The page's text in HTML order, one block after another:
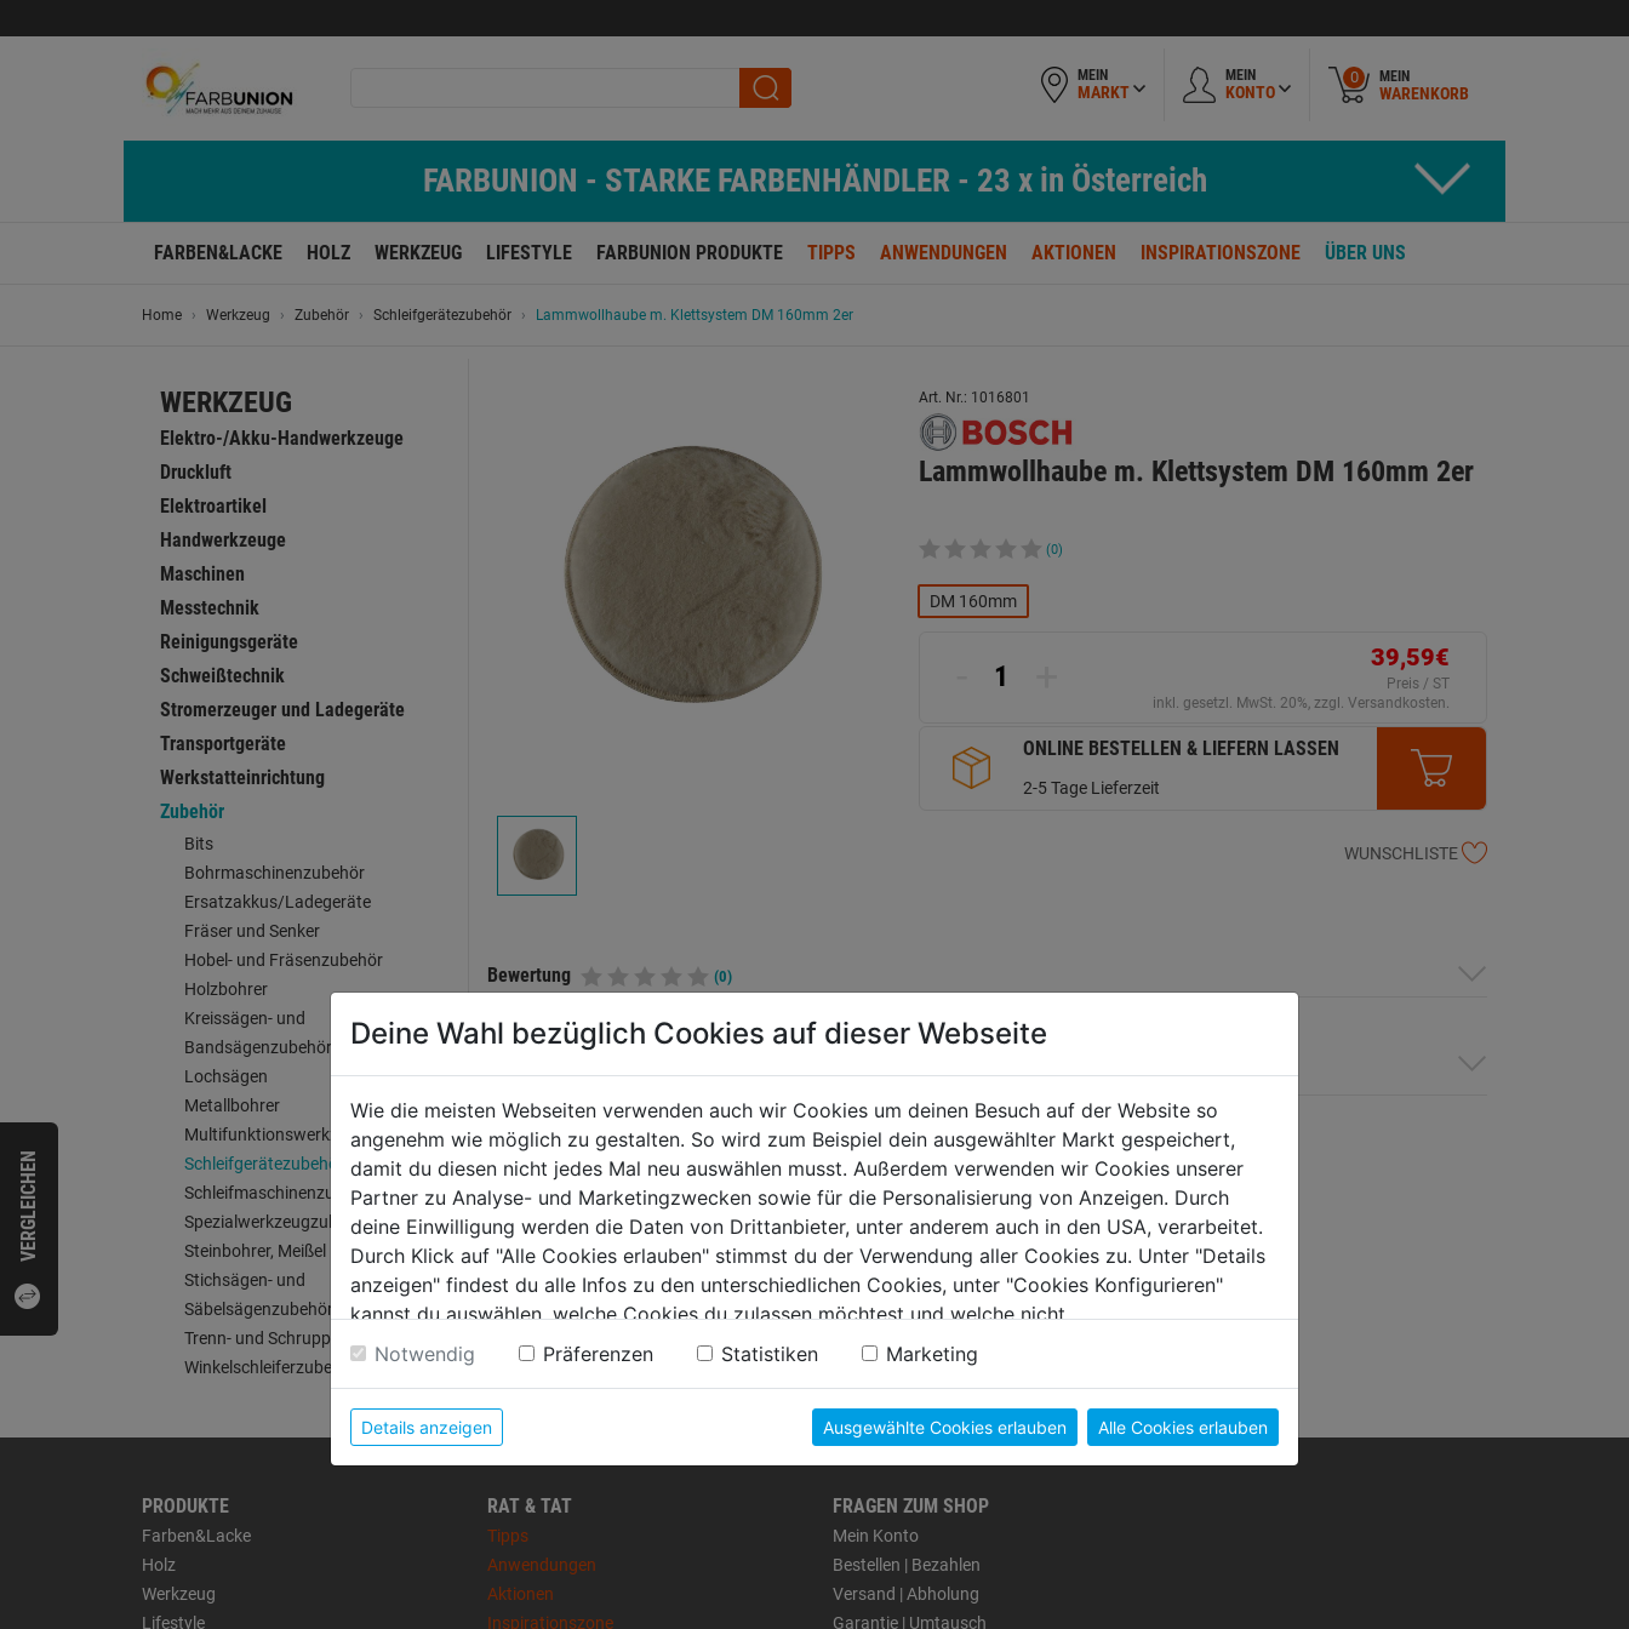
VERGLEICHEN
MEIN
MARKT
MEIN
KONTO
0 MEIN
WARENKORB
FARBUNION - STARKE FARBENHÄNDLER - 23 x in Österreich
FARBEN&LACKE HOLZ WERKZEUG LIFESTYLE FARBUNION PRODUKTE TIPPS ANWENDUNGEN AKTIONEN INSPIRATIONSZONE ÜBER UNS
Home Werkzeug Zubehör Schleifgerätezubehör Lammwollhaube m. Klettsystem DM 160mm 2er
WERKZEUG
Elektro-/Akku-Handwerkzeuge
Druckluft
Elektroartikel
Handwerkzeuge
Maschinen
Messtechnik
Reinigungsgeräte
Schweißtechnik
Stromerzeuger und Ladegeräte
Transportgeräte
Werkstatteinrichtung
Zubehör
Bits
Bohrmaschinenzubehör
Ersatzakkus/Ladegeräte
Fräser und Senker
Hobel- und Fräsenzubehör
Holzbohrer
Kreissägen- und
Bandsägenzubehör
Lochsägen
Metallbohrer
Multifunktionswerkzeugzubehör
Schleifgerätezubehör
Schleifmaschinenzubehör
Spezialwerkzeugzubehör
Steinbohrer, Meißel
Stichsägen- und
Säbelsägenzubehör
Trenn- und Schruppscheiben
Winkelschleiferzubehör
Art. Nr.: 1016801
Lammwollhaube m. Klettsystem DM 160mm 2er
(0)
DM 160mm
39,59€
Preis / ST
inkl. gesetzl. MwSt. 20%, zzgl. Versandkosten.
ONLINE BESTELLEN & LIEFERN LASSEN
2-5 Tage Lieferzeit
WUNSCHLISTE
Bewertung (0)
PRODUKTE
Farben&Lacke
Holz
Werkzeug
Lifestyle
RAT & TAT
Tipps
Anwendungen
Aktionen
Inspirationszone
FRAGEN ZUM SHOP
Mein Konto
Bestellen | Bezahlen
Versand | Abholung
Garantie | Umtausch
Deine Wahl bezüglich Cookies auf dieser Webseite
Wie die meisten Webseiten verwenden auch wir Cookies um deinen Besuch auf der Website so
angenehm wie möglich zu gestalten. So wird zum Beispiel dein ausgewählter Markt gespeichert,
damit du diesen nicht jedes Mal neu auswählen musst. Außerdem verwenden wir Cookies unserer
Partner zu Analyse- und Marketingzwecken sowie für die Personalisierung von Anzeigen. Durch
deine Einwilligung werden die Daten von Drittanbieter, unter anderem auch in den USA, verarbeitet.
Durch Klick auf "Alle Cookies erlauben" stimmst du der Verwendung aller Cookies zu. Unter "Details
anzeigen" findest du alle Infos zu den unterschiedlichen Cookies, unter "Cookies Konfigurieren"
kannst du auswählen, welche Cookies du zulassen möchtest und welche nicht.
Weitere Informationen findest du in unserer Datenschutzerklärung
Notwendig Präferenzen Statistiken Marketing
Details anzeigen Ausgewählte Cookies erlauben Alle Cookies erlauben